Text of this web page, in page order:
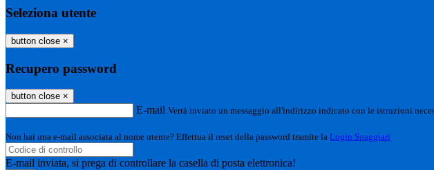
Seleziona utente
button close ×
Recupero password
button close ×
E-mail Verrà inviato un messaggio all'indirizzo indicato con le istruzioni
Non hai una e-mail associata al nome utente? Effettua il reset della password tramite la Login Spaggiari
E-mail inviata, si prega di controllare la casella di posta elettronica!